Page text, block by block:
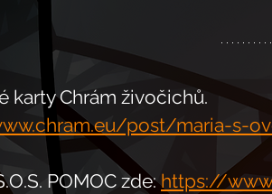
karty Chrám živočichů.
post/maria-s-
POMOC zde: https://